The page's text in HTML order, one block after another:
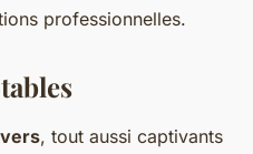
professionnelles.
, tout aussi captivants